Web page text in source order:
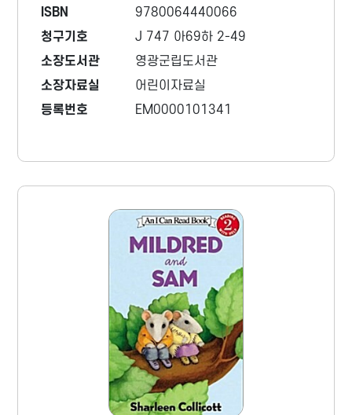
ISBN
9780064440066
청구기호
J 747 아69하 2-49
소장도서관
영광군립도서관
소장자료실
어린이자료실
등록번호
EM0000101341